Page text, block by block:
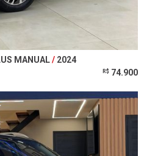
MANUAL 2024
R$ 74.900